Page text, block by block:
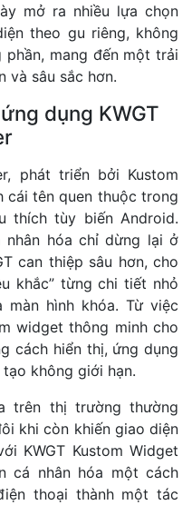
mở ra nhiều lựa chọn
theo gu riêng, không
mang đến một trải
và sâu sắc hơn.
dụng KWGT
phát triển bởi Kustom
cái tên quen thuộc trong
thích tùy biến Android.
nhân hóa chỉ dừng lại ở
can thiệp sâu hơn, cho
khắc” từng chi tiết nhỏ
màn hình khóa. Từ việc
widget thông minh cho
cách hiển thị, ứng dụng
không giới hạn.
trên thị trường thường
khi còn khiến giao diện
KWGT Kustom Widget
cá nhân hóa một cách
thoại thành một tác